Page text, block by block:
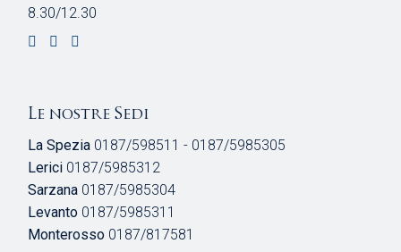
8.30/12.30
Le nostre Sedi
La Spezia 0187/598511 - 0187/5985305
Lerici 0187/5985312
Sarzana 0187/5985304
Levanto 0187/5985311
Monterosso 0187/817581